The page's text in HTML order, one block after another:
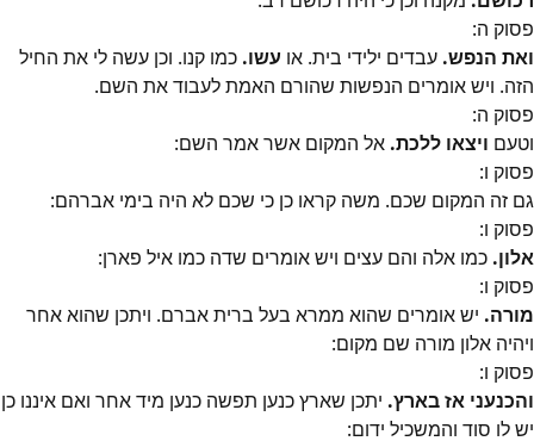
פסוק ה:
ואת הנפש. עבדים ילידי בית. או עשו. כמו קנו. וכן עשה לי את החיל
הזה. ויש אומרים הנפשות שהורם האמת לעבוד את השם.
פסוק ה:
וטעם ויצאו ללכת. אל המקום אשר אמר השם:
פסוק ו:
גם זה המקום שכם. משה קראו כן כי שכם לא היה בימי אברהם:
פסוק ו:
אלון. כמו אלה והם עצים ויש אומרים שדה כמו איל פארן:
פסוק ו:
מורה. יש אומרים שהוא ממרא בעל ברית אברם. ויתכן שהוא אחר
ויהיה אלון מורה שם מקום:
פסוק ו:
והכנעני אז בארץ. יתכן שארץ כנען תפשה כנען מיד אחר ואם איננו כן
יש לו סוד והמשכיל ידום: